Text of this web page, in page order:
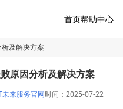
首页帮助中心
及解决方案
原因分析及解决方案
来服务官网时间：2025-07-22